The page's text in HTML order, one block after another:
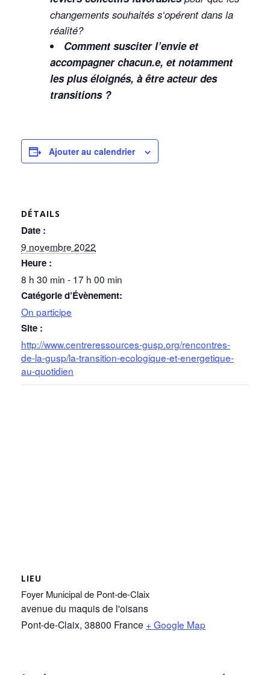
changements souhaités s‘opérentdans la
réalité?
Comment susciter l’envie et
accompagner chacun.e, et notamment
les plus éloignés, à être acteur des
transitions ?
Ajouter au calendrier
DÉTAILS
Date :
9 novembre 2022
Heure :
8 h 30 min - 17 h 00 min
Catégorie d’Évènement:
On participe
Site :
http://www.centreressources-gusp.org/rencontres-
de-la-gusp/la-transition-ecologique-et-energetique-
au-quotidien
LIEU
Foyer Municipal de Pont-de-Claix
avenue du maquis de l'oisans
Pont-de-Claix, 38800 France + Google Map